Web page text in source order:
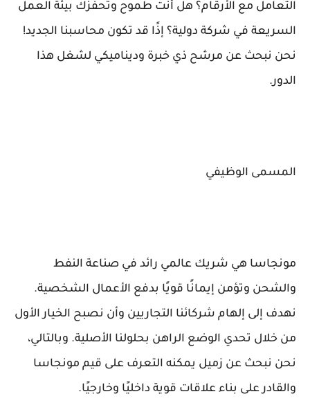
التعامل مع الأرقام؟ هل أنت طموح وتحفزك بيئة العمل
السريعة في شركة دولية؟ إذًا قد تكون محاسبنا الجديد!
نحن نبحث عن مرشح ذي خبرة وديناميكي لشغل هذا
الدور.
المسمى الوظيفي
مونجاسا هي شريك عالمي رائد في صناعة النفط
والشحن وتؤمن إيمانًا قويًا بدفع الأعمال الشخصية.
نهدف إلى إلهام شركائنا التجاريين وأن نصبح الخيار الأول
من خلال تحدي الوضع الراهن بحلولنا الأصلية. وبالتالي،
نحن نبحث عن زميل يمكنه التعرف على قيم مونجاسا
والقادر على بناء علاقات قوية داخليًا وخارجيًا.